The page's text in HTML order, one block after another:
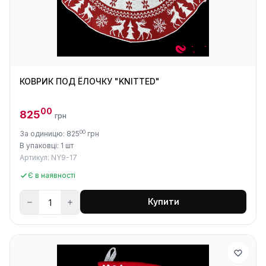
КОВРИК ПОД ЁЛОЧКУ "KNITTED"
82500 грн
За одиницю: 82500 грн
В упаковці: 1 шт
Артикул: NY9-17
Є в наявності
Купити